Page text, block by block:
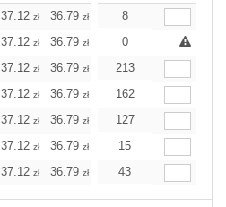
37.12 zł 36.79 zł 36.47
8
37.12 zł 36.79 zł 36.47 36.47zł
0
37.12 zł 36.79 zł 36.47zł
213
37.12 zł 36.79 zł 36.47zł
162
37.12 zł 36.79 zł 36.47zł
127
37.12 zł 36.79 zł 36.47
15
37.12 zł 36.79 zł 36.47
43